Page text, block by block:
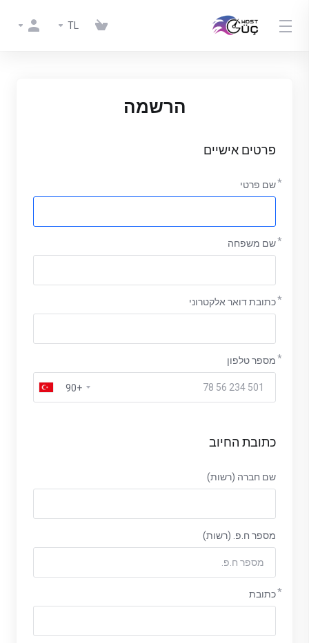
TL
הרשמה
פרטים אישיים
שם פרטי
שם משפחה
כתובת דואר אלקטרוני
מספר טלפון
+90
כתובת החיוב
שם חברה (רשות)
מספר ח.פ. (רשות)
כתובת